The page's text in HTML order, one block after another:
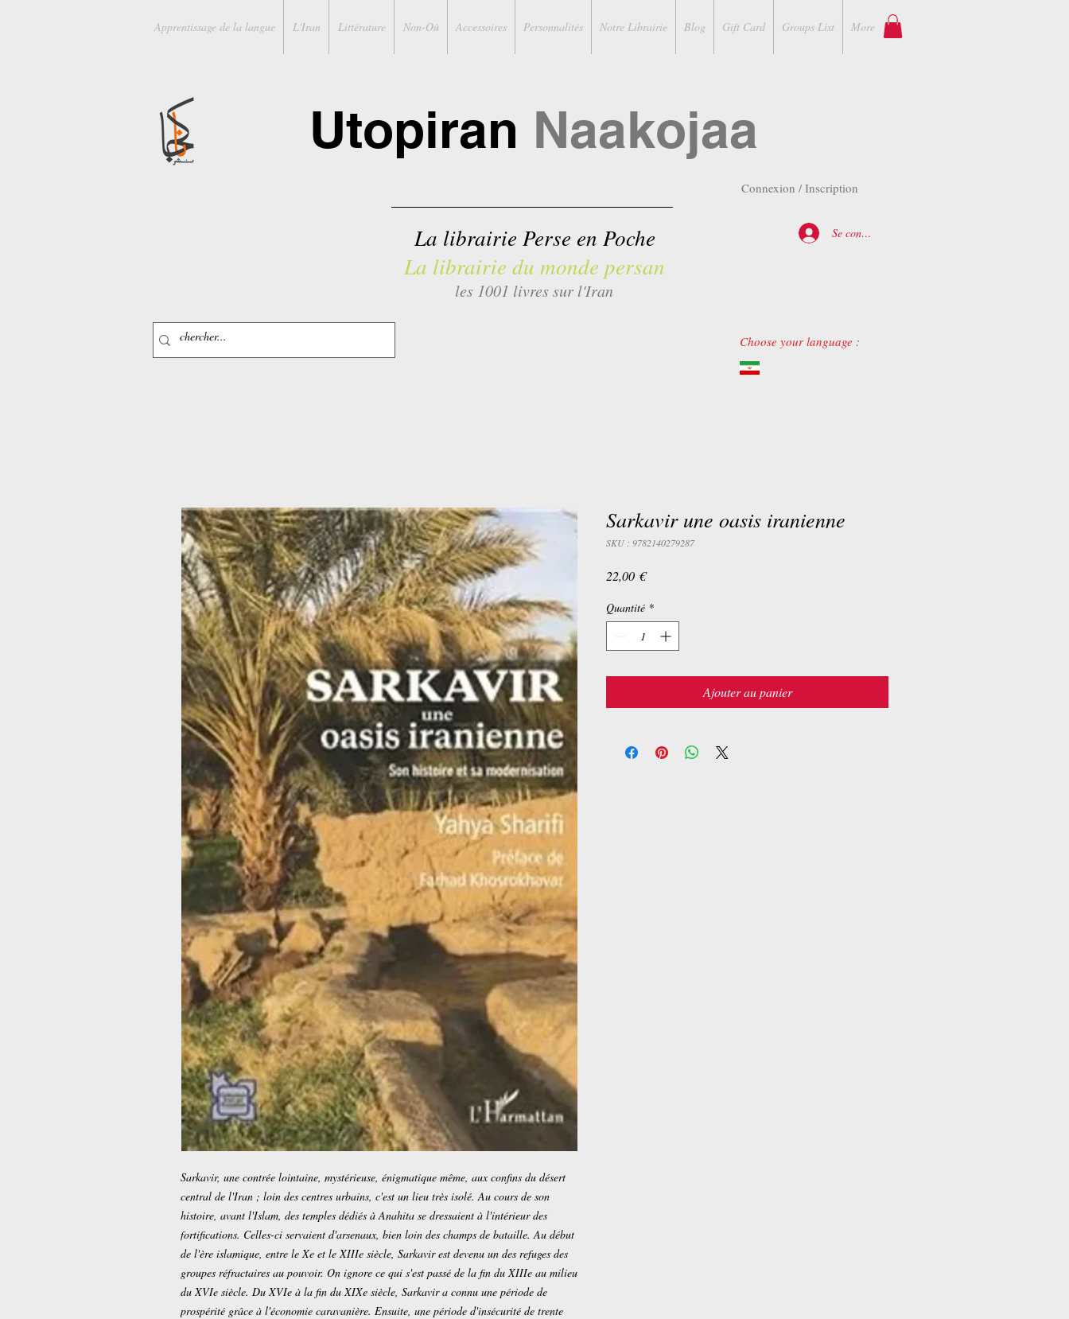
Apprentissage de la langue L'Iran Littérature Non-Où Accessoires Personnalités Notre Librairie Blog Gift Card Groups List More
Connexion / Inscription
Utopiran Naakojaa
La librairie Perse en Poche
La librairie du monde persan
Se connecter
les 1001 livres sur l'Iran
Choose your language :
Sarkavir, une contrée lointaine, mystérieuse, énigmatique même, aux confins du désert
central de l'Iran ; loin des centres urbains, c'est un lieu très isolé. Au cours de son
histoire, avant l'Islam, des temples dédiés à Anahita se dressaient à l'intérieur des
fortifications. Celles-ci servaient d'arsenaux, bien loin des champs de bataille. Au début
de l'ère islamique, entre le Xe et le XIIIe siècle, Sarkavir est devenu un des refuges des
groupes réfractaires au pouvoir. On ignore ce qui s'est passé de la fin du XIIIe au milieu
du XVIe siècle. Du XVIe à la fin du XIXe siècle, Sarkavir a connu une période de
prospérité grâce à l'économie caravanière. Ensuite, une période d'insécurité de trente
Sarkavir une oasis iranienne
SKU : 9782140279287
22,00 €Prix
Quantité *
Ajouter au panier